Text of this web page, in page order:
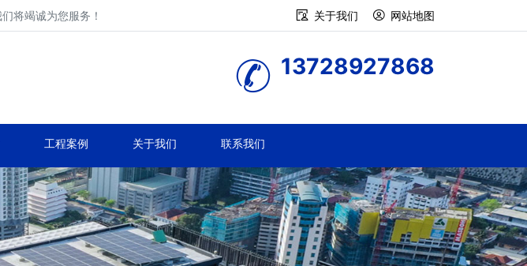
将竭诚为您服务！ 关于我们 网站地图
13728927868
工程案例 关于我们 联系我们